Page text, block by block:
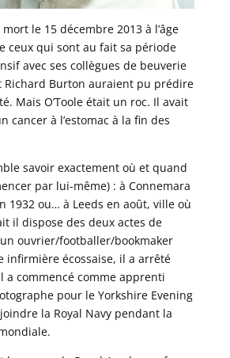
mort le 15 décembre 2013 à l’âge
ceux qui sont au fait sa période
avec ses collègues de beuverie
Richard Burton auraient pu prédire
Mais O’Toole était un roc. Il avait
cancer à l’estomac à la fin des
savoir exactement où et quand
par lui-même) : à Connemara
1932 ou… à Leeds en août, ville où
il dispose des deux actes de
ouvrier/footballer/bookmaker
infirmière écossaise, il a arrêté
a commencé comme apprenti
pour le Yorkshire Evening
la Royal Navy pendant la